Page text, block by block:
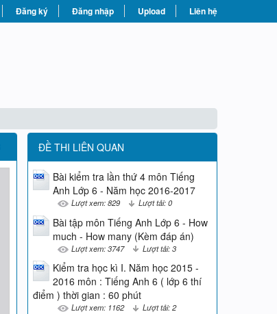
Đăng ký Đăng nhập Upload Liên hệ
ĐỀ THI LIÊN QUAN
Bài kiểm tra lần thứ 4 môn Tiếng
Anh Lớp 6 - Năm học 2016-2017
Lượt xem: 829 Lượt tải: 0
Bài tập môn Tiếng Anh Lớp 6 - How
much - How many (Kèm đáp án)
Lượt xem: 3747 Lượt tải: 3
Kiểm tra học kì I. Năm học 2015 -
2016 môn : Tiếng Anh 6 ( lớp 6 thí
điểm ) thời gian : 60 phút
Lượt xem: 1162 Lượt tải: 2